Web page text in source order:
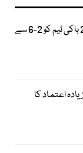
جنوبی کوریا نے پاکستان انڈر 21 ہاکی ٹیم کو 2-6 سے
اعتماد کا